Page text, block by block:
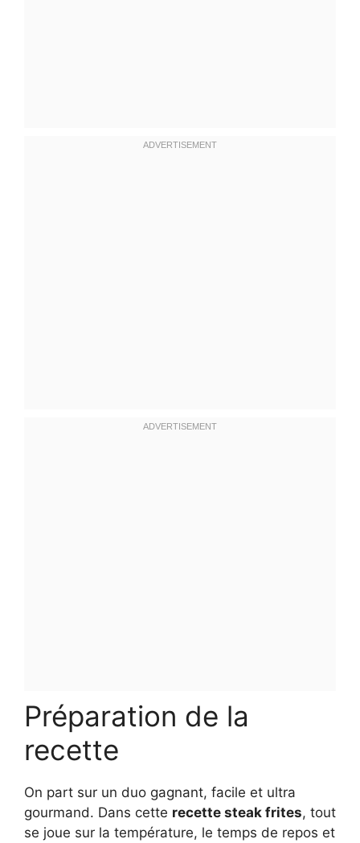
Préparation de la
recette
On part sur un duo gagnant, facile et ultra
gourmand. Dans cette recette steak frites, tout
se joue sur la température, le temps de repos et